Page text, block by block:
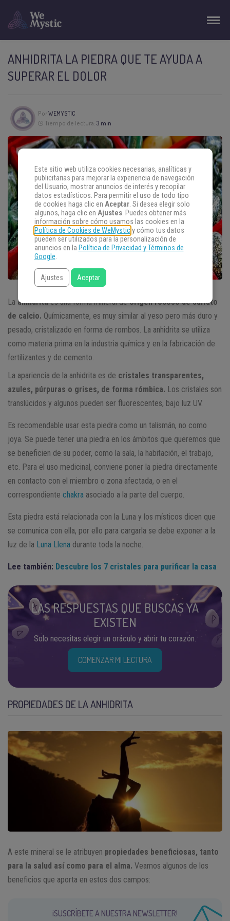
ANHIDRITA LA PIEDRA QUE TE AYUDA A
SUPERAR EL DOLOR
PorWEMYSTIC
Tiempo de lectura: 3 min
La anhidritaes una forma mineral deorigen rocoso de sulfato
de calcio. Químicamente, es muy similar al yeso pero más duro y
pesado, cristalizado en forma de rombos. La anhidrita se utiliza
como materia prima en la industria química y en la fabricación de
fertilizantes y de cemento.
La apariencia de la anhidrita es de cristales transparentes,
azules, púrpuras o grises, de forma rómbica. Los cristales son
translúcidos y algunos pueden ser fluorescentes, bajo luz UV.
Es recomendable usar esta piedra como un talismán, no como
joya. Se puede tener una piedra en los ámbitos que queremos que
se beneficien de su poder, como la sala, la habitación, el trabajo,
etc. Para el uso medicinal, conviene poner la piedra directamente
en contacto con el miembro o zona afectada, o en el
correspondiente chakra asociado a la parte del cuerpo.
Esta piedra está relacionada con la Luna y los místicos dicen que
se comunica con ella, por ello para cargarla se debe exponer a la
luz de la Luna Llena durante toda la noche.
Lee también: Descubre los 7 cristales para purificar la casa
LAS RESPUESTAS QUE BUSCAS YA
EXISTEN
Solo necesitas elegir un oráculo y abrir tu corazón.
COMENZAR MI LECTURA
PROPIEDADES DE LA ANHIDRITA
A este mineral se le atribuyen propiedades beneficiosas, tanto
para la salud así como para el alma. Veamos algunos de los
beneficios que aporta en estos dos campos:
¡SUSCRÍBETE A NUESTRA NEWSLETTER!
Este sitio web utiliza cookies necesarias, analíticas y
publicitarias para mejorar la experiencia de navegación
del Usuario, mostrar anuncios de interés y recopilar
datos estadísticos. Para permitir el uso de todo tipo
de cookies haga clic en Aceptar. Si desea elegir solo
algunos, haga clic en Ajustes. Puedes obtener más
información sobre cómo usamos las cookies en la
Política de Cookies de WeMysticy cómo tus datos
pueden ser utilizados para la personalización de
anuncios en la Política de Privacidad y Términos de
Google.
Ajustes Aceptar